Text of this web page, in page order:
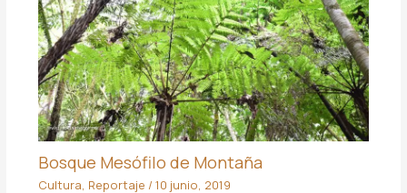
Bosque Mesófilo de Montaña
Cultura, Reportaje / 10 junio, 2019